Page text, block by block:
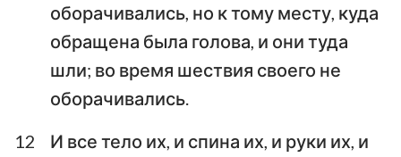
оборачивались, но к тому месту, куда
обращена была голова, и они туда
шли; во время шествия своего не
оборачивались.
12
И все тело их, и спина их, и руки их, и